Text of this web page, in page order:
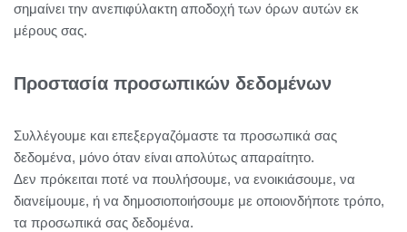
σημαίνει την ανεπιφύλακτη αποδοχή των όρων αυτών εκ
μέρους σας.
Προστασία προσωπικών δεδομένων
Συλλέγουμε και επεξεργαζόμαστε τα προσωπικά σας
δεδομένα, μόνο όταν είναι απολύτως απαραίτητο.
Δεν πρόκειται ποτέ να πουλήσουμε, να ενοικιάσουμε, να
διανείμουμε, ή να δημοσιοποιήσουμε με οποιονδήποτε τρόπο,
τα προσωπικά σας δεδομένα.